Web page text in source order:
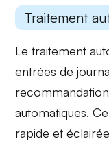
Traitement
Letraitement
entrées de
automatiques.
rapide et